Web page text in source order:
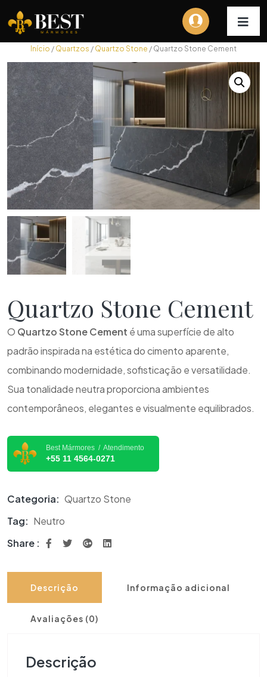
Início / Quartzos / Quartzo Stone / Quartzo Stone Cement
Quartzo Stone Cement
O Quartzo Stone Cement é uma superfície de alto
padrão inspirada na estética do cimento aparente,
combinando modernidade, sofisticação e versatilidade.
Sua tonalidade neutra proporciona ambientes
contemporâneos, elegantes e visualmente equilibrados.
Best Mármores / Atendimento
+55 11 4564-0271
Categoria: Quartzo Stone
Tag: Neutro
Share :
Descrição Informação adicional
Avaliações (0)
Descrição